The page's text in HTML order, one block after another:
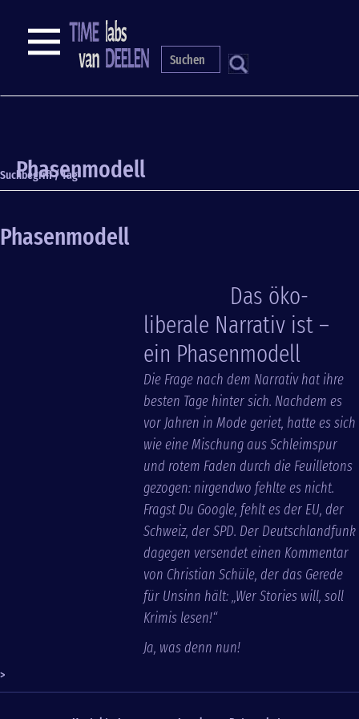
S
NAVIGATION
Phasenmodell
Suchbegriff / Tag
Phasenmodell
Das öko-
liberale Narrativ ist –
ein Phasenmodell
Die Frage nach dem Narrativ hat ihre
besten Tage hinter sich. Nachdem es
vor Jahren in Mode geriet, hatte es sich
wie eine Mischung aus Schleimspur
und rotem Faden durch die Feuilletons
gezogen: nirgendwo fehlte es nicht.
Fragst Du Google, fehlt es der EU, der
Schweiz, der SPD. Der Deutschlandfunk
dagegen versendet einen Kommentar
von Christian Schüle, der das Gerede
für Unsinn hält: „Wer Stories will, soll
Krimis lesen!“
Ja, was denn nun!
>